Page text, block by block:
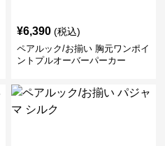
¥6,390 (税込)
ペアルック/お揃い 胸元ワンポイ
ントプルオーバーパーカー